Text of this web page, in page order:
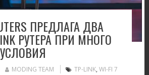
ПРЕДЛАГА ДВА
РУТЕРА ПРИ МНОГО
MODING TEAM TP-LINK, WI-FI 7